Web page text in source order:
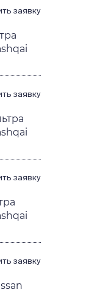
заявку
заявку
заявку
заявку